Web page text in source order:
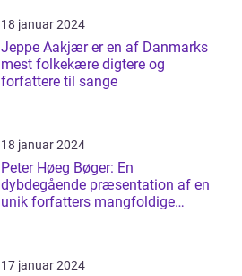
18 januar 2024
Jeppe Aakjær er en af Danmarks
mest folkekære digtere og
forfattere til sange
18 januar 2024
Peter Høeg Bøger: En
dybdegående præsentation af en
unik forfatters mangfoldige
17 januar 2024